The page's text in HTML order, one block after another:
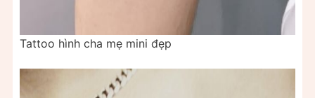
Tattoo hình cha mẹ mini đẹp